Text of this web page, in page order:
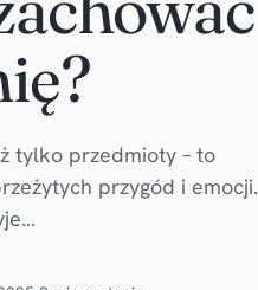
tylko przedmioty – to
przygód i emocji.